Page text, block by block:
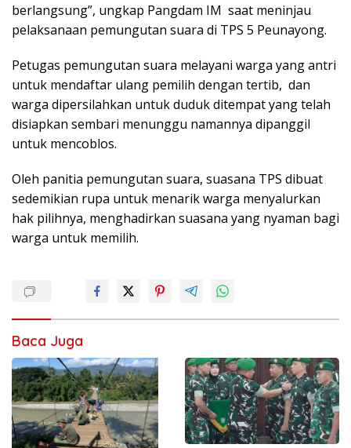
berlangsung”, ungkap Pangdam IM saat meninjau
pelaksanaan pemungutan suara di TPS 5 Peunayong.
Petugas pemungutan suara melayani warga yang antri
untuk mendaftar ulang pemilih dengan tertib, dan
warga dipersilahkan untuk duduk ditempat yang telah
disiapkan sembari menunggu namannya dipanggil
untuk mencoblos.
Oleh panitia pemungutan suara, suasana TPS dibuat
sedemikian rupa untuk menarik warga menyalurkan
hak pilihnya, menghadirkan suasana yang nyaman bagi
warga untuk memilih.
Baca Juga